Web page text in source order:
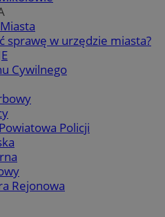
sprawę w urzędzie miasta?
Cywilnego
Policji
Rejonowa